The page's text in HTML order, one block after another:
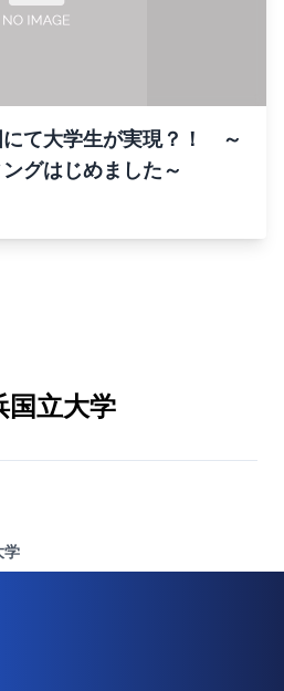
にて大学生が実現？！ ～
グはじめました～
国立大学
学